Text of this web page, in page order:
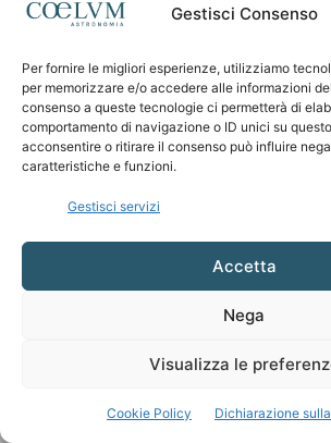
Gestisci Consenso
Per fornire le migliori esperienze, utilizziamo
per memorizzare e/o accedere alle informazioni
consenso a queste tecnologie ci permetterà di
comportamento di navigazione o ID unici su
acconsentire o ritirare il consenso può influire
caratteristiche e funzioni.
Gestisci servizi
Accetta
Nega
Visualizza le
Cookie Policy Dichiarazione
SEGUICI